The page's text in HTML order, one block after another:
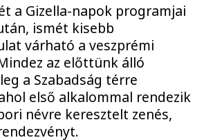
a Gizella-napok programjai
ismét kisebb
várható a veszprémi
az előttünk álló
a Szabadság térre
első alkalommal rendezik
névre keresztelt zenés,